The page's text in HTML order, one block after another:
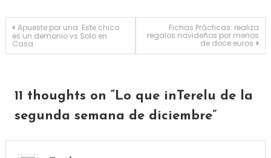
Navegación de entradas
Apueste por una: Este chico
es un demonio vs Solo en
Casa
Fichas Prácticas: realiza
regalos navideños por menos
de doce euros
11 thoughts on “Lo que inTerelu de la
segunda semana de diciembre”